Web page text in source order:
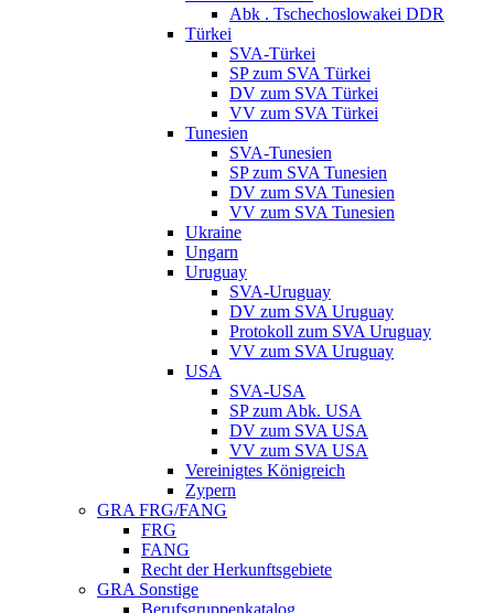
Abk . Tschechoslowakei DDR
Türkei
SVA-Türkei
SP zum SVA Türkei
DV zum SVA Türkei
VV zum SVA Türkei
Tunesien
SVA-Tunesien
SP zum SVA Tunesien
DV zum SVA Tunesien
VV zum SVA Tunesien
Ukraine
Ungarn
Uruguay
SVA-Uruguay
DV zum SVA Uruguay
Protokoll zum SVA Uruguay
VV zum SVA Uruguay
USA
SVA-USA
SP zum Abk. USA
DV zum SVA USA
VV zum SVA USA
Vereinigtes Königreich
Zypern
GRA FRG/FANG
FRG
FANG
Recht der Herkunftsgebiete
GRA Sonstige
Berufsgruppenkatalog